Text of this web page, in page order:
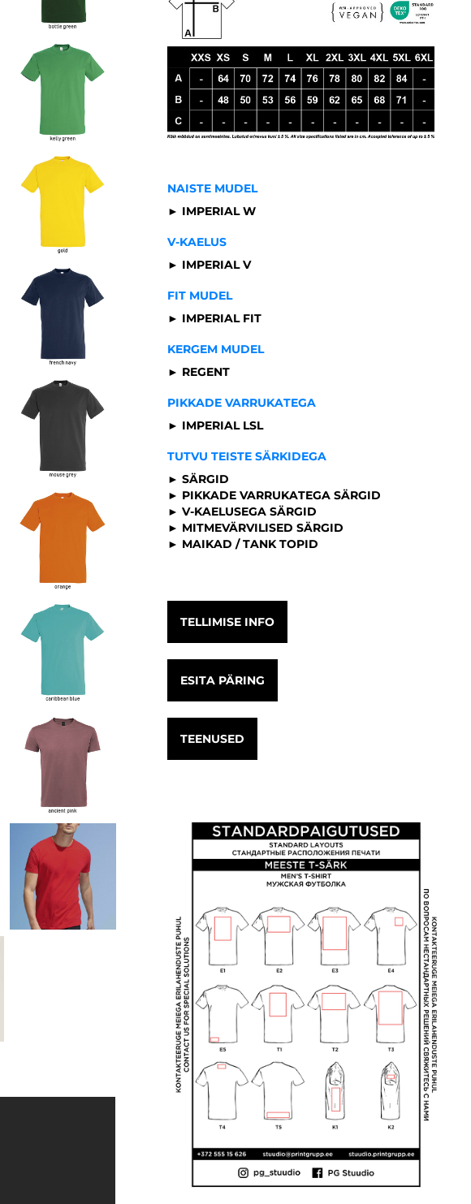
NAISTE MUDEL
► IMPERIAL W
V-KAELUS
► IMPERIAL V
FIT MUDEL
► IMPERIAL FIT
KERGEM MUDEL
► REGENT
PIKKADE VARRUKATEGA
► IMPERIAL LSL
TUTVU TEISTE SÄRKIDEGA
► SÄRGID
► PIKKADE VARRUKATEGA SÄRGID
► V-KAELUSEGA SÄRGID
► MITMEVÄRVILISED SÄRGID
► MAIKAD / TANK TOPID
TELLIMISE INFO
ESITA PÄRING
TEENUSED